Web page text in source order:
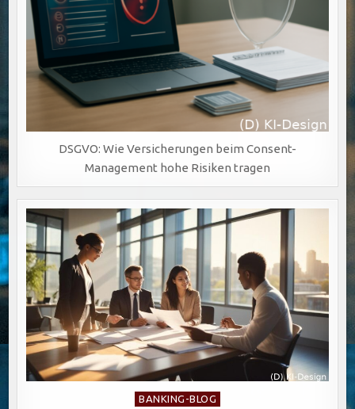
DSGVO: Wie Versicherungen beim Consent-
Management hohe Risiken tragen
Posted
BANKING-BLOG